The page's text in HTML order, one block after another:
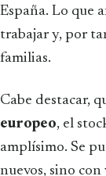
España. Lo que
trabajar y, por
familias.
Cabe destacar,
europeo, el
amplísimo. Se
nuevos, sino